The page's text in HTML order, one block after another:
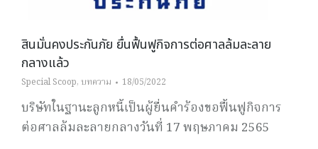
สินมั่นคงประกันภัย ยื่นฟื้นฟูกิจการต่อศาลล้มละลาย
กลางแล้ว
Special Scoop, บทความ 18/05/2022
บริษัทในฐานะลูกหนี้เป็นผู้ยื่นคำร้องขอฟื้นฟูกิจการ
ต่อศาลล้มละลายกลางวันที่ 17 พฤษภาคม 2565